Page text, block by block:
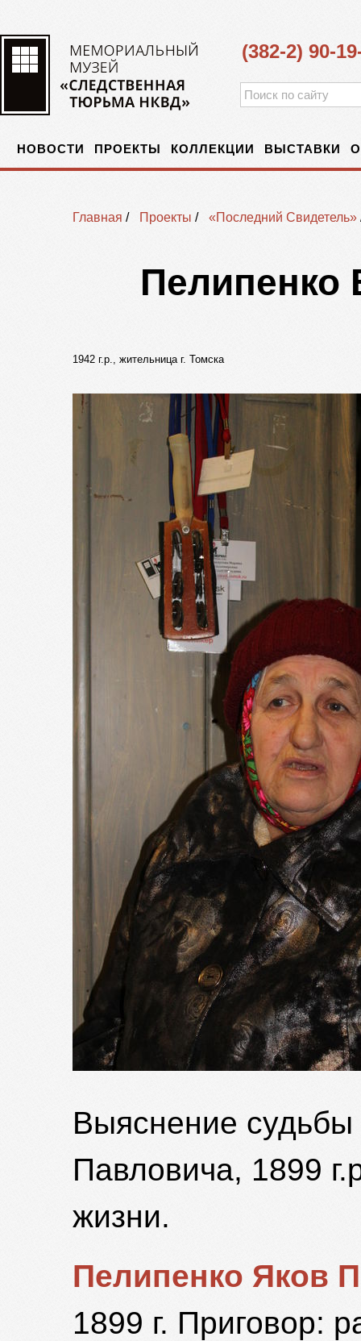
(382-2) 90-
НОВОСТИ ПРОЕКТЫ КОЛЛЕКЦИИ ВЫСТАВКИ
Главная / Проекты / «Последний Свидетель»
Пелипенко
1942 г.р., жительница г. Томска
Выяснение
Павловича, 1899
жизни.
Пелипенко Яков
1899 г. Приговор: